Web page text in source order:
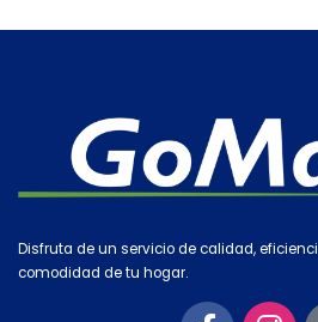
Disfruta de un servicio de calidad,
comodidad de tu hogar.